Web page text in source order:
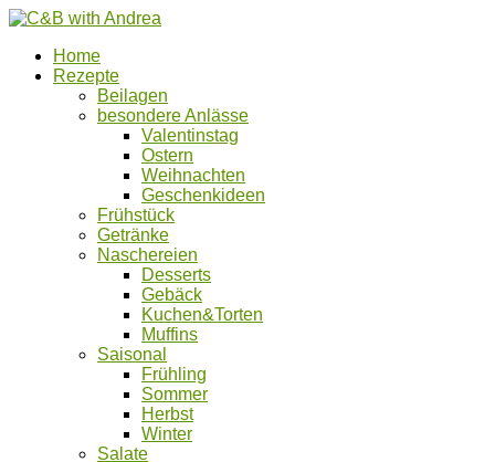
Home
Rezepte
Beilagen
besondere Anlässe
Valentinstag
Ostern
Weihnachten
Geschenkideen
Frühstück
Getränke
Naschereien
Desserts
Gebäck
Kuchen&Torten
Muffins
Saisonal
Frühling
Sommer
Herbst
Winter
Salate